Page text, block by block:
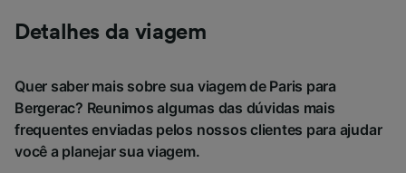
Detalhes da viagem
Quer saber mais sobre sua viagem de Paris para
Bergerac? Reunimos algumas das dúvidas mais
frequentes enviadas pelos nossos clientes para ajudar
você a planejar sua viagem.